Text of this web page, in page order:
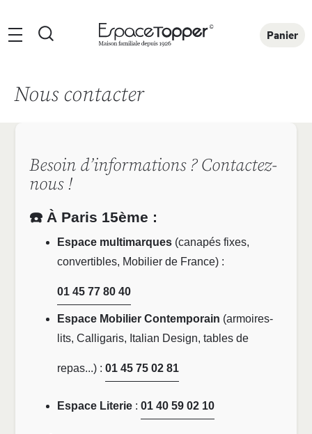
Panier
Rechercher
Nous contacter
Besoin d’informations ? Contactez-
nous !
☎️ À Paris 15ème :
Espace multimarques (canapés fixes,
convertibles, Mobilier de France) :
01 45 77 80 40
Espace Mobilier Contemporain (armoires-
lits, Calligaris, Italian Design, tables de
repas...) : 01 45 75 02 81
Espace Literie : 01 40 59 02 10